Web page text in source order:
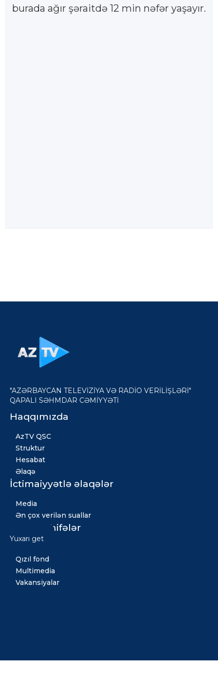
burada ağır şəraitdə 12 min nəfər yaşayır.
"AZƏRBAYCAN TELEVİZİYA VƏ RADİO VERİLİŞLƏRİ"
QAPALI SƏHMDAR CƏMİYYƏTİ
Haqqımızda
AzTV QSC
Struktur
Hesabat
Əlaqə
İctimaiyyətlə əlaqələr
Media
Ən çox verilən suallar
Digər səhifələr
Qızıl fond
Multimedia
Vakansiyalar
Yuxarı get